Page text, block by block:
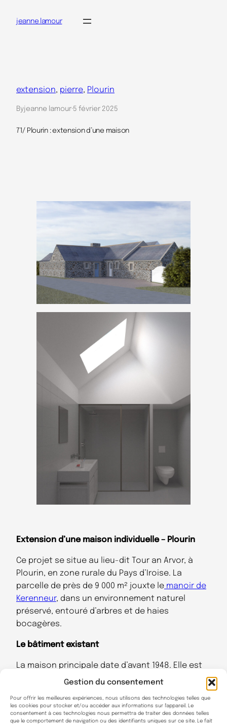
Gestion du consentement
Pour offrir les meilleures expériences, nous utilisons des technologies telles que
les cookies pour stocker et/ou accéder aux informations sur l'appareil. Le
consentement à ces technologies nous permettra de traiter des données telles
que le comportement de navigation ou des identifiants uniques sur ce site. Le fait
jeanne lamour
extension, pierre, Plourin
Byjeanne lamour·5 février 2025
71/ Plourin : extension d’une maison
Extension d’une maison individuelle – Plourin
Ce projet se situe au lieu-dit Tour an Arvor, à
Plourin, en zone rurale du Pays d’Iroise. La
parcelle de près de 9 000 m² jouxte le manoir de
Kerenneur, dans un environnement naturel
préservé, entouré d’arbres et de haies
bocagères.
Le bâtiment existant
La maison principale date d’avant 1948. Elle est
construite en
maçonnerie de pierre
, avec une
caractéristique de l’architecture rurale
bretonne. Ainsi, le bâtiment s’inscrit pleinement